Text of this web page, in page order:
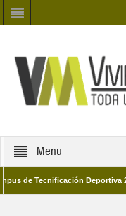
Menu
Deportiva 2026